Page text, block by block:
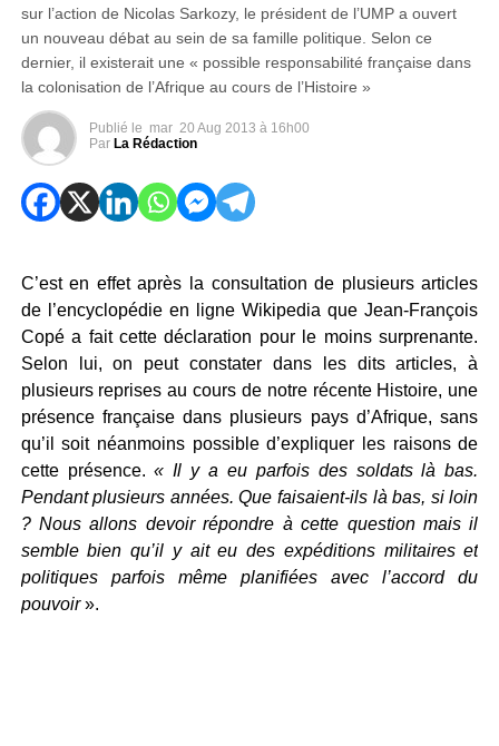
sur l’action de Nicolas Sarkozy, le président de l’UMP a ouvert
un nouveau débat au sein de sa famille politique. Selon ce
dernier, il existerait une « possible responsabilité française dans
la colonisation de l’Afrique au cours de l’Histoire »
Publié le mar 20 Aug 2013 à 16h00
Par La Rédaction
C’est en effet après la consultation de plusieurs articles
de l’encyclopédie en ligne Wikipedia que Jean-François
Copé a fait cette déclaration pour le moins surprenante.
Selon lui, on peut constater dans les dits articles, à
plusieurs reprises au cours de notre récente Histoire, une
présence française dans plusieurs pays d’Afrique, sans
qu’il soit néanmoins possible d’expliquer les raisons de
cette présence.« Il y a eu parfois des soldats là bas.
Pendant plusieurs années. Que faisaient-ils là bas, si loin
? Nous allons devoir répondre à cette question mais il
semble bien qu’il y ait eu des expéditions militaires et
politiques parfois même planifiées avec l’accord du
pouvoir».